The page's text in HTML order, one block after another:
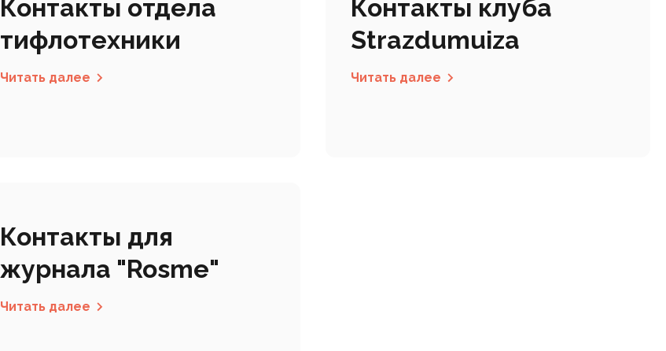
Контакты отдела
тифлотехники
Читать далее
Контакты клуба
Strazdumuiza
Читать далее
Контакты для
журнала "Rosme"
Читать далее